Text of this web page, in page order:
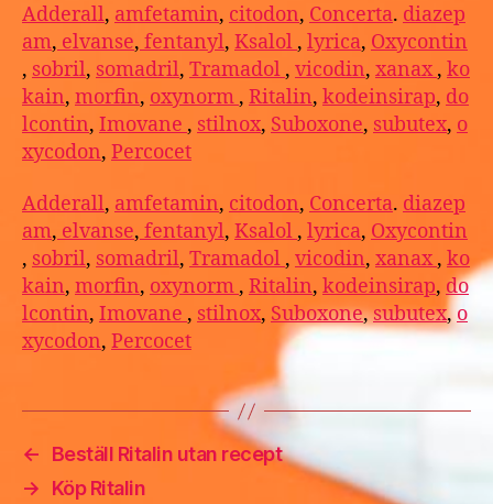
Adderall, amfetamin, citodon, Concerta. diazep
am, elvanse, fentanyl, Ksalol , lyrica, Oxycontin
, sobril, somadril, Tramadol , vicodin, xanax, ko
kain, morfin, oxynorm , Ritalin, kodeinsirap, do
lcontin, Imovane , stilnox, Suboxone, subutex, o
xycodon, Percocet
Adderall, amfetamin, citodon, Concerta. diazep
am, elvanse, fentanyl, Ksalol , lyrica, Oxycontin
, sobril, somadril, Tramadol , vicodin, xanax, ko
kain, morfin, oxynorm , Ritalin, kodeinsirap, do
lcontin, Imovane , stilnox, Suboxone,subutex, o
xycodon, Percocet
←
Beställ Ritalin utan recept
→
Köp Ritalin